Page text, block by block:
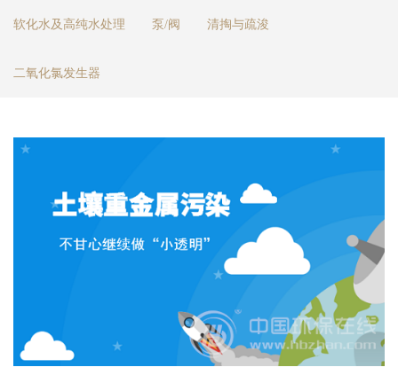
软化水及高纯水处理 泵/阀 清掏与疏浚
二氧化氯发生器